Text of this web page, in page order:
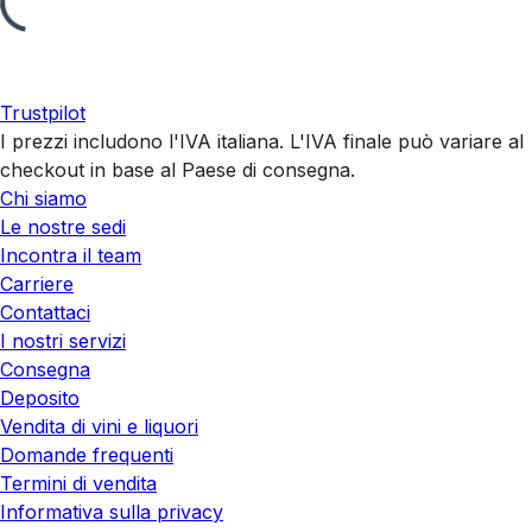
Trustpilot
I prezzi includono l'IVA italiana. L'IVA finale può variare al
checkout in base al Paese di consegna.
Chi siamo
Le nostre sedi
Incontra il team
Carriere
Contattaci
I nostri servizi
Consegna
Deposito
Vendita di vini e liquori
Domande frequenti
Termini di vendita
Informativa sulla privacy